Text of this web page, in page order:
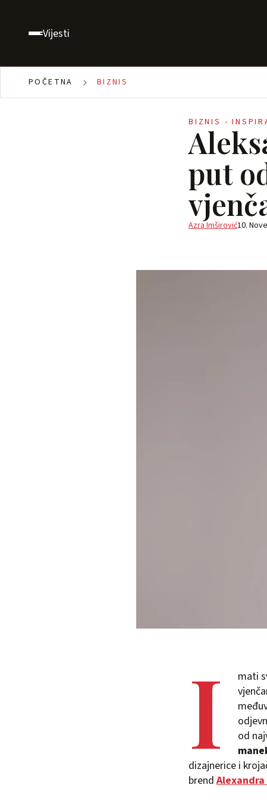
Vijesti
POČETNA BIZNIS
BIZNIS -
put
Azra Imširović10.
I
mati
od
dizajnerice i
brend